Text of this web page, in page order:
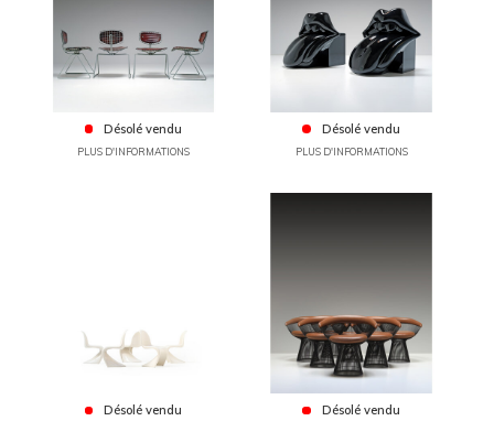
Désolé vendu
PLUS D'INFORMATIONS
Désolé vendu
PLUS D'INFORMATIONS
Désolé vendu Désolé vendu